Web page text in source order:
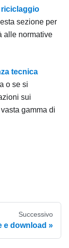
sezione per
alle normative
tecnica
o se si
sui
gamma di
Successivo
e download